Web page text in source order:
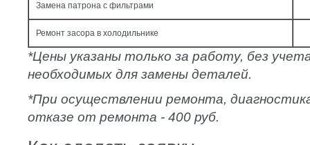
Замена патрона с фильтрами
Ремонт засора в холодильнике
*Цены указаны только за работу, без
необходимых для замены деталей.
*При осуществлении ремонта,
отказе от ремонта - 400 руб.